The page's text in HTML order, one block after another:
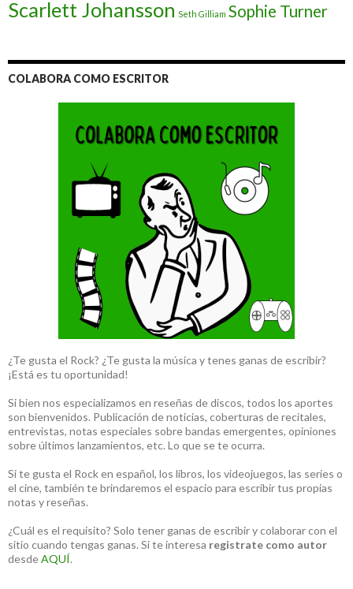
Scarlett Johansson Seth Gilliam Sophie Turner
COLABORA COMO ESCRITOR
¿Te gusta el Rock? ¿Te gusta la música y tenes ganas de escribir?
¡Está es tu oportunidad!
Si bien nos especializamos en reseñas de discos, todos los aportes
son bienvenidos. Publicación de noticias, coberturas de recitales,
entrevistas, notas especiales sobre bandas emergentes, opiniones
sobre últimos lanzamientos, etc. Lo que se te ocurra.
Si te gusta el Rock en español, los libros, los videojuegos, las series o
el cine, también te brindaremos el espacio para escribir tus propias
notas y reseñas.
¿Cuál es el requisito? Solo tener ganas de escribir y colaborar con el
sitio cuando tengas ganas. Si te interesa registrate como autor
desdeAQUÍ.